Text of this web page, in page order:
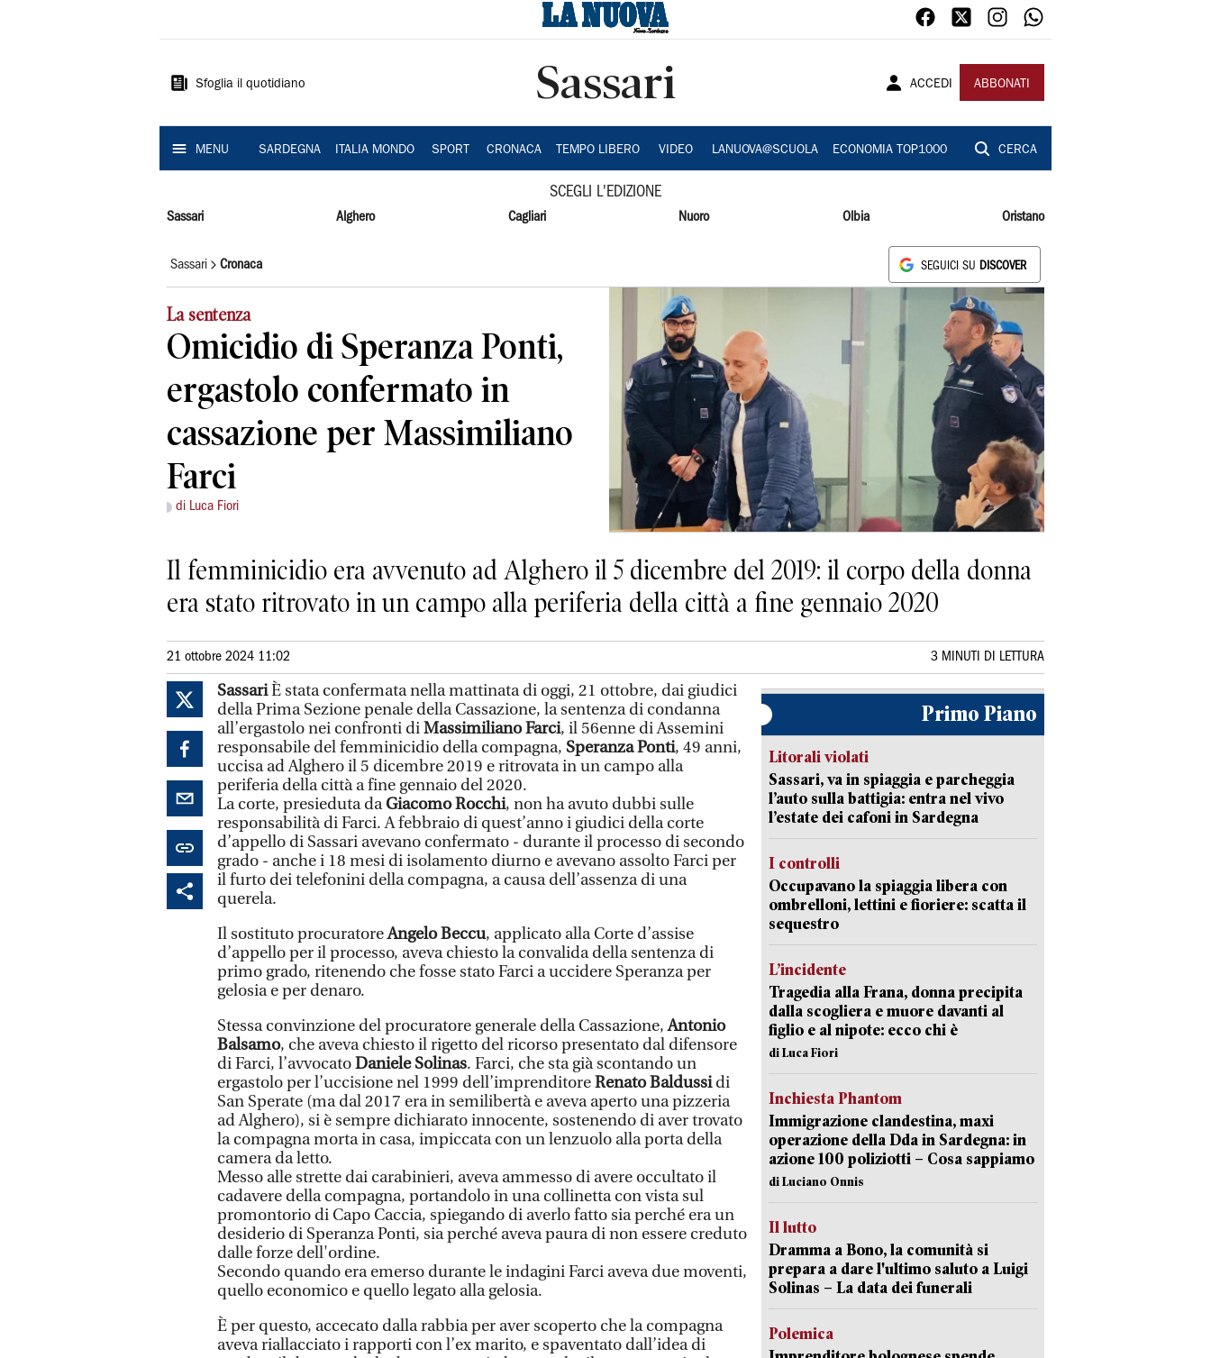
Sardegna
Sfoglia il quotidiano Sassari ACCEDI ABBONATI
MENU SARDEGNA ITALIA MONDO SPORT CRONACA TEMPO LIBERO VIDEO LANUOVA@SCUOLA ECONOMIA TOP1000 CERCA
SCEGLI L'EDIZIONE
Sassari Alghero Cagliari Nuoro Olbia Oristano
Sassari Cronaca SEGUICI SU DISCOVER
La sentenza
Omicidio di Speranza Ponti,
ergastolo confermato in
cassazione per Massimiliano
Farci
di Luca Fiori
Il femminicidio era avvenuto ad Alghero il 5 dicembre del 2019: il corpo della donna
era stato ritrovato in un campo alla periferia della città a fine gennaio 2020
21 ottobre 2024 11:02 3 MINUTI DI LETTURA
SassariÈ stata confermata nella mattinata di oggi, 21 ottobre, dai giudici
della Prima Sezione penale della Cassazione, la sentenza di condanna
all’ergastolo nei confronti diMassimiliano Farci, il 56enne di Assemini
responsabile del femminicidio della compagna, Speranza Ponti, 49 anni,
uccisa ad Alghero il 5 dicembre 2019 e ritrovata in un campo alla
periferia della città a fine gennaio del 2020.
La corte, presieduta daGiacomo Rocchi, non ha avuto dubbi sulle
responsabilità di Farci. A febbraio di quest’anno i giudici della corte
d’appello di Sassari avevano confermato - durante il processo di secondo
grado - anche i 18 mesi di isolamento diurno e avevano assolto Farci per
il furto dei telefonini della compagna, a causa dell’assenza di una
querela.
Il sostituto procuratoreAngelo Beccu, applicato alla Corte d’assise
d’appello per il processo, aveva chiesto la convalida della sentenza di
primo grado, ritenendo che fosse stato Farci a uccidere Speranza per
gelosia e per denaro.
Stessa convinzione del procuratore generale della Cassazione,Antonio
Balsamo, che aveva chiesto il rigetto del ricorso presentato dal difensore
di Farci, l’avvocatoDaniele Solinas. Farci, che sta già scontando un
ergastolo per l’uccisione nel 1999 dell’imprenditoreRenato Baldussidi
San Sperate (ma dal 2017 era in semilibertà e aveva aperto una pizzeria
ad Alghero), si è sempre dichiarato innocente, sostenendo di aver trovato
la compagna morta in casa, impiccata con un lenzuolo alla porta della
camera da letto.
Messo alle strette dai carabinieri, aveva ammesso di avere occultato il
cadavere della compagna, portandolo in una collinetta con vista sul
promontorio di Capo Caccia, spiegando di averlo fatto sia perché era un
desiderio di Speranza Ponti, sia perché aveva paura di non essere creduto
dalle forze dell'ordine.
Secondo quando era emerso durante le indagini Farci aveva due moventi,
quello economico e quello legato alla gelosia.
È per questo, accecato dalla rabbia per aver scoperto che la compagna
aveva riallacciato i rapporti con l’ex marito, e spaventato dall’idea di
Primo Piano
Litorali violati
Sassari, va in spiaggia e parcheggia
l’auto sulla battigia: entra nel vivo
l’estate dei cafoni in Sardegna
I controlli
Occupavano la spiaggia libera con
ombrelloni, lettini e fioriere: scatta il
sequestro
L’incidente
Tragedia alla Frana, donna precipita
dalla scogliera e muore davanti al
figlio e al nipote: ecco chi è
di Luca Fiori
Inchiesta Phantom
Immigrazione clandestina, maxi
operazione della Dda in Sardegna: in
azione 100 poliziotti – Cosa sappiamo
di Luciano Onnis
Il lutto
Dramma a Bono, la comunità si
prepara a dare l'ultimo saluto a Luigi
Solinas – La data dei funerali
Polemica